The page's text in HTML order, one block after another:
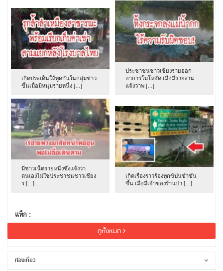
เกิดประเด็นให้พูดกันในกลุ่มข่าว
ขึ้นเมื่อมีหนุ่มรายหนึ่ง […]
ประชาชนชาวเชียงรายออก
อาการโมโหจัด เมื่อมีรายงาน
แจ้งว่าพ […]
มีชาวเน็ตรายหนึ่งซึ่งแจ้งว่า
ตนเองไม่ใช่ประชาชนชาวเชียง
ร […]
เกิดเรื่องราวร้องทุกข์ปนขำขัน
ขึ้น เมื่อมีเจ้าของร้านป่า […]
แท็ก :
ดูทั้งหมด
ท่องเที่ยว